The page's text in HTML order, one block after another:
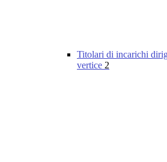
Titolari di incarichi
vertice 2